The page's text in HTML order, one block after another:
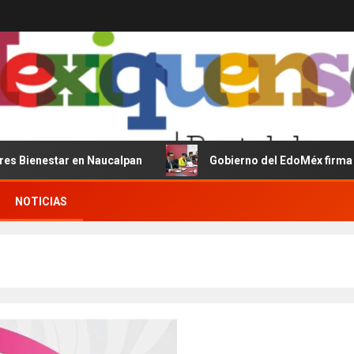
en Naucalpan Gobierno del EdoMéx firma
NOTICIAS